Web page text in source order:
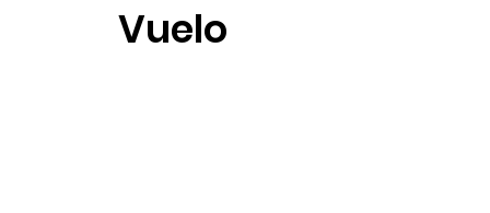
Vuelo